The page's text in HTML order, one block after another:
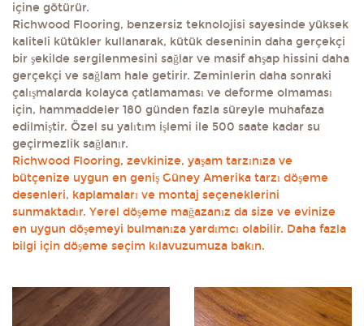
içine götürür.
Richwood Flooring, benzersiz teknolojisi sayesinde yüksek
kaliteli kütükler kullanarak, kütük deseninin daha gerçekçi
bir şekilde sergilenmesini sağlar ve masif ahşap hissini daha
gerçekçi ve sağlam hale getirir. Zeminlerin daha sonraki
çalışmalarda kolayca çatlamaması ve deforme olmaması
için, hammaddeler 180 günden fazla süreyle muhafaza
edilmiştir. Özel su yalıtım işlemi ile 500 saate kadar su
geçirmezlik sağlanır.
Richwood Flooring, zevkinize, yaşam tarzınıza ve
bütçenize uygun en geniş Güney Amerika tarzı döşeme
desenleri, kaplamaları ve montaj seçeneklerini
sunmaktadır. Yerel döşeme mağazanız da size ve evinize
en uygun döşemeyi bulmanıza yardımcı olabilir. Daha fazla
bilgi için döşeme seçim kılavuzumuza bakın.